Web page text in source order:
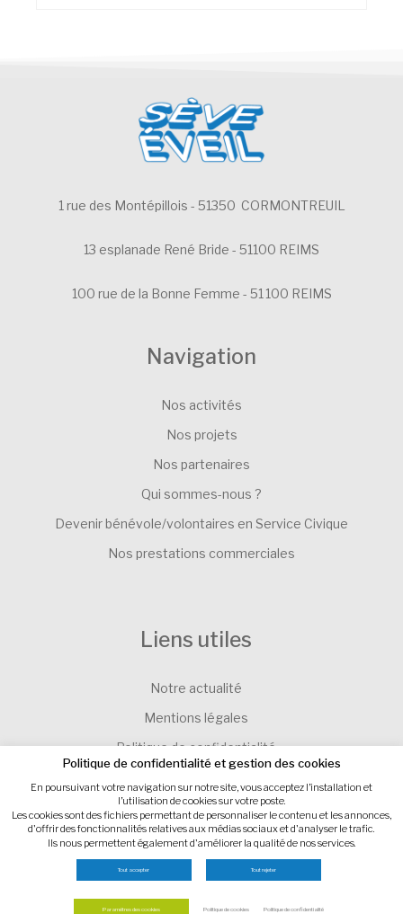
1 rue des Montépillois - 51350 CORMONTREUIL
13 esplanade René Bride - 51100 REIMS
100 rue de la Bonne Femme - 51 100 REIMS
Navigation
Nos activités
Nos projets
Nos partenaires
Qui sommes-nous ?
Devenir bénévole/volontaires en Service Civique
Nos prestations commerciales
Liens utiles
Notre actualité
Mentions légales
Politique de confidentialité
Gestion des cookies
Site internet : IMPAAKT
Politique de confidentialité et gestion des cookies
En poursuivant votre navigation sur notre site, vous acceptez l’installation et
l’utilisation de cookies sur votre poste.
Les cookies sont des fichiers permettant de personnaliser le contenu et les annonces,
d'offrir des fonctionnalités relatives aux médias sociaux et d'analyser le trafic.
Ils nous permettent également d'améliorer la qualité de nos services.
Tout accepter Tout rejeter
Paramètres des cookies Politique de cookies Politique de confidentialité